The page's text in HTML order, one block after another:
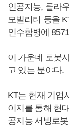
인공지능, 클라
모빌리티 등을
인수합병에
이 가운데 로봇
고 있는 분야다.
KT는 현재 기업
이지를 통해 현
공지능 서빙로